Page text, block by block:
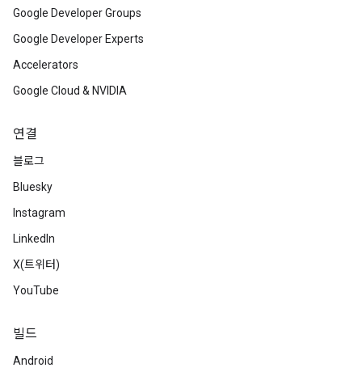
Google Developer Groups
Google Developer Experts
Accelerators
Google Cloud & NVIDIA
연결
블로그
Bluesky
Instagram
LinkedIn
X(트위터)
YouTube
빌드
Android